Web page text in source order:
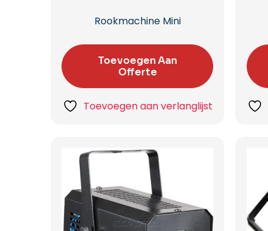
Rookmachine Mini
Toevoegen Aan
Offerte
Toevoegen aan verlanglijst